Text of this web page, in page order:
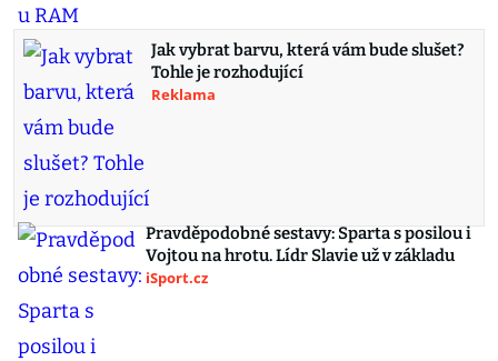
Jak vybrat barvu, která vám bude slušet?
Tohle je rozhodující
Reklama
Pravděpodobné sestavy: Sparta s posilou i
Vojtou na hrotu. Lídr Slavie už v základu
iSport.cz